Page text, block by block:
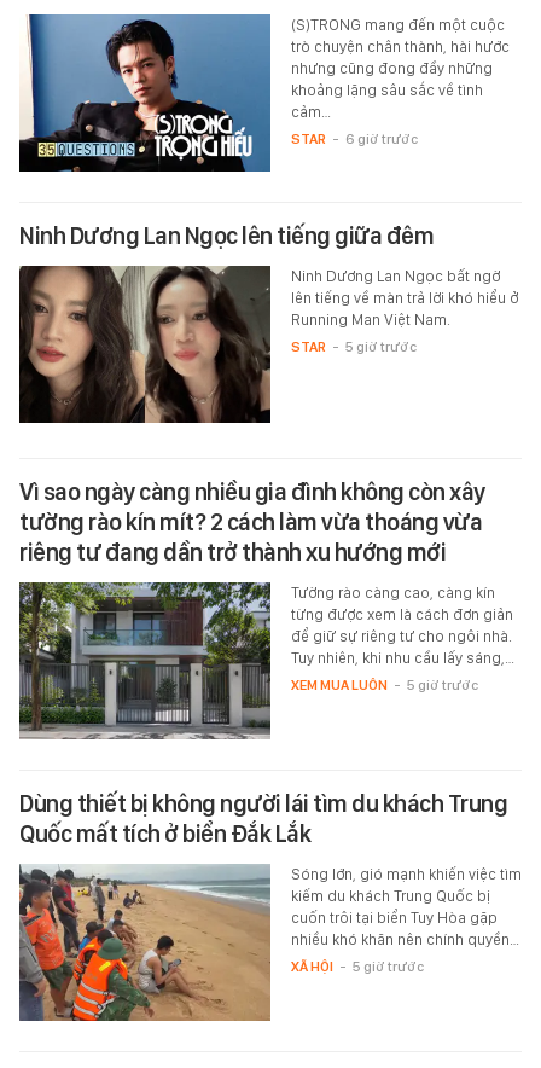
(S)TRONG mang đến một cuộc
trò chuyện chân thành, hài hước
nhưng cũng đong đầy những
khoảng lặng sâu sắc về tình
cảm…
STAR - 6 giờ trước
Ninh Dương Lan Ngọc lên tiếng giữa đêm
Ninh Dương Lan Ngọc bất ngờ
lên tiếng về màn trả lời khó hiểu ở
Running Man Việt Nam.
STAR - 5 giờ trước
Vì sao ngày càng nhiều gia đình không còn xây
tường rào kín mít? 2 cách làm vừa thoáng vừa
riêng tư đang dần trở thành xu hướng mới
Tường rào càng cao, càng kín
từng được xem là cách đơn giản
để giữ sự riêng tư cho ngôi nhà.
Tuy nhiên, khi nhu cầu lấy sáng,…
XEM MUA LUÔN - 5 giờ trước
Dùng thiết bị không người lái tìm du khách Trung
Quốc mất tích ở biển Đắk Lắk
Sóng lớn, gió mạnh khiến việc tìm
kiếm du khách Trung Quốc bị
cuốn trôi tại biển Tuy Hòa gặp
nhiều khó khăn nên chính quyền…
XÃ HỘI - 5 giờ trước